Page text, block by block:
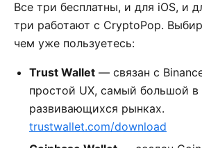
Все три бесплатны, и для iOS, и
три работают с CryptoPop.
чем уже пользуетесь:
Trust Wallet — связан с
простой UX, самый большой в
развивающихся рынках.
trustwallet.com/download